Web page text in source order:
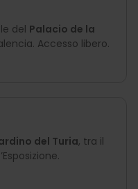
del Palacio de la
Accesso libero.
del Turia, tra il